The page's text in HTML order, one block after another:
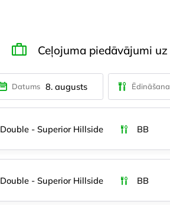
Ceļojuma piedāvājumi uz
Datums 8. augusts Ēdināšana
Double - Superior Hillside BB
Double - Superior Hillside BB